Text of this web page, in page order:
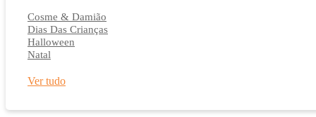
Cosme & Damião
Dias Das Crianças
Halloween
Natal
Ver tudo